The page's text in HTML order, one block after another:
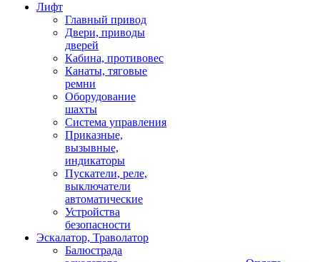
Лифт
Главный привод
Двери, приводы
дверей
Кабина, противовес
Канаты, тяговые
ремни
Оборудование
шахты
Система управления
Приказные,
вызывные,
индикаторы
Пускатели, реле,
выключатели
автоматические
Устройства
безопасности
Эскалатор, Траволатор
Балюстрада